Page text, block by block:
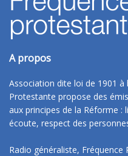
A propos
Association dite loi de 1901
Protestante propose des
aux principes de la Réforme :
écoute, respect des
Radio généraliste,